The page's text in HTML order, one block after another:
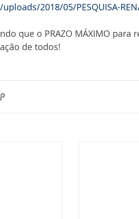
2018/05/PESQUISA-
que o PRAZO MÁXIMO
de todos!